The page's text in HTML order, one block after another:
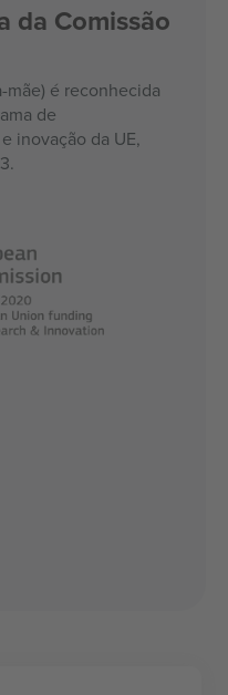
da Comissão
mãe) é reconhecida
de
inovação da UE,